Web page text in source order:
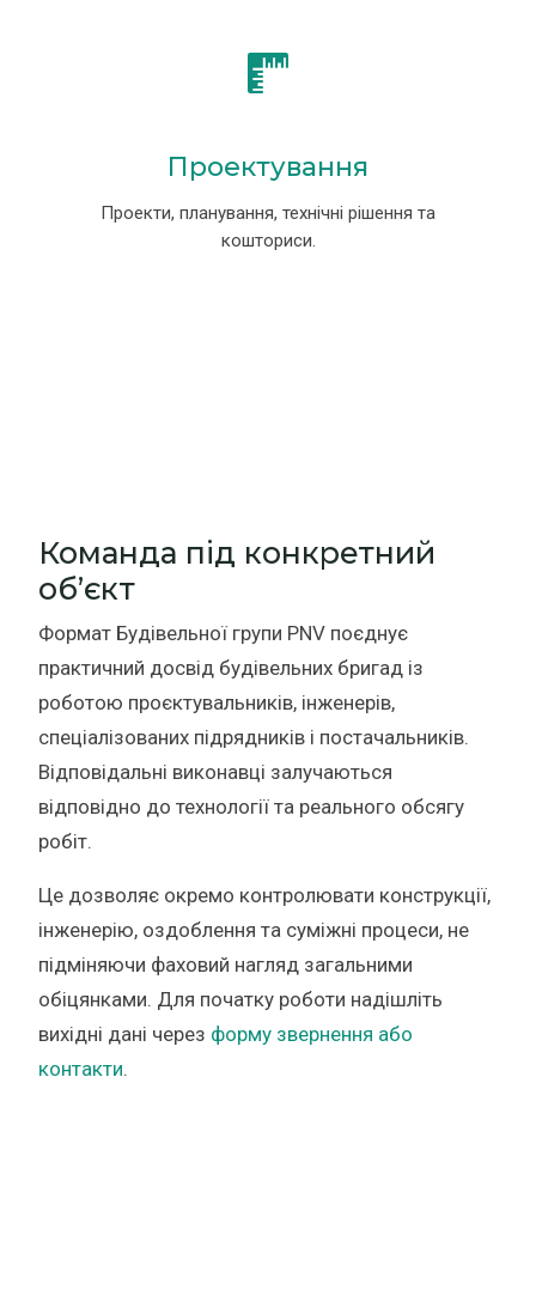
Проектування
Проекти, планування, технічні рішення та
кошториси.
Команда під конкретний
об’єкт
Формат Будівельної групи PNV поєднує
практичний досвід будівельних бригад із
роботою проєктувальників, інженерів,
спеціалізованих підрядників і постачальників.
Відповідальні виконавці залучаються
відповідно до технології та реального обсягу
робіт.
Це дозволяє окремо контролювати конструкції,
інженерію, оздоблення та суміжні процеси, не
підміняючи фаховий нагляд загальними
обіцянками. Для початку роботи надішліть
вихідні дані через форму звернення або
контакти.